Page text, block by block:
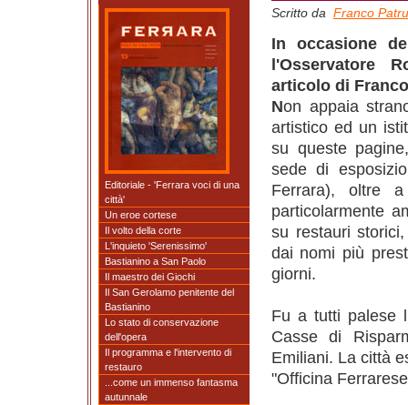
Editoriale - 'Ferrara voci di una
città'
Un eroe cortese
Il volto della corte
L'inquieto 'Serenissimo'
Bastianino a San Paolo
Il maestro dei Giochi
Il San Gerolamo penitente del
Bastianino
Lo stato di conservazione
dell'opera
Il programma e l'intervento di
restauro
...come un immenso fantasma
autunnale
Scritto da Franco
In occasione
l'Osservatore
articolo di
Non appaia
artistico ed un
su queste
sede di
Ferrara), oltre
particolarmente
su restauri
dai nomi più
giorni.
Fu a tutti palese
Casse di
Emiliani. La città
"Officina